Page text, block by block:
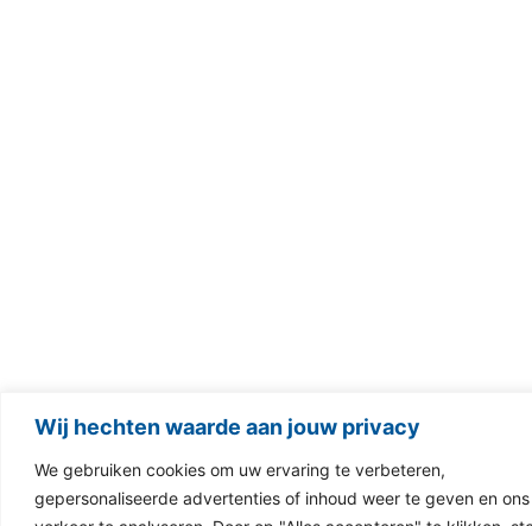
Wij hechten waarde aan jouw privacy
We gebruiken cookies om uw ervaring te verbeteren,
gepersonaliseerde advertenties of inhoud weer te geven en ons